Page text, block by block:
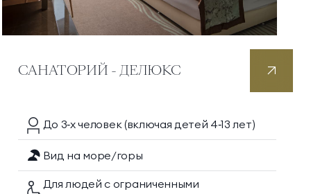
САНАТОРИЙ - ДЕЛЮКС
До 3‑хчеловек(включая детей 4‑13 лет)
Вид на море/горы
Для людей с ограниченными